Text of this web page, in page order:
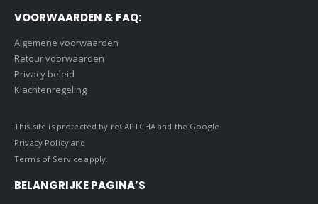
VOORWAARDEN & FAQ:
Algemene voorwaarden
Retour voorwaarden
Privacy beleid
Klachtenregeling
This site is protected by reCAPTCHA and the Google
Privacy Policyand
Terms of Service apply.
BELANGRIJKE PAGINA’S